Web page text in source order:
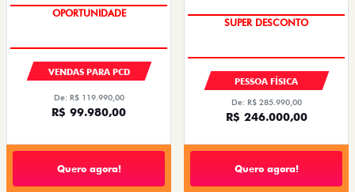
OPORTUNIDADE
VENDAS PARA PCD
De: R$ 119.990,00
R$ 99.980,00
Quero agora!
SUPER DESCONTO
PESSOA FÍSICA
De: R$ 285.990,00
R$ 246.000,00
Quero agora!